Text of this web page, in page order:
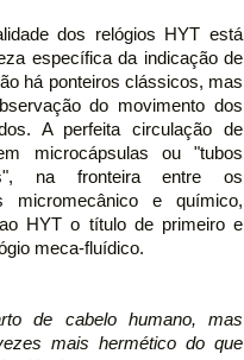
dos relógios HYT está
específica da indicação de
há ponteiros clássicos, mas
do movimento dos
A perfeita circulação de
microcápsulas ou "tubos
na fronteira entre os
micromecânico e químico,
HYT o título de primeiro e
meca-fluídico.
de cabelo humano, mas
mais hermético do que